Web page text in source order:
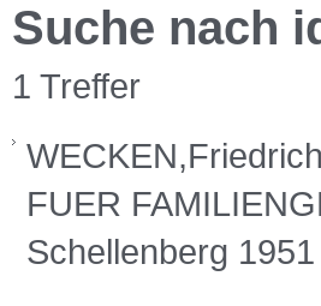
Suche nach
1 Treffer
FUER
Schellenberg